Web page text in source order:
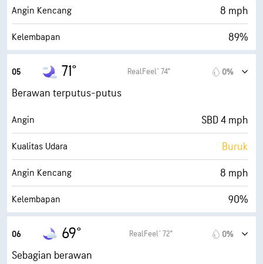
Ketinggian Awan 30000 ft
Angin Kencang 8 mph
Kelembapan 89%
Titik Embun
AccuLumen Brightness Index™
Tutupan Awan 54%
Jarak Pandang 10 mi
Ketinggian Awan 30000 ft
05 71° RealFeel® 74° 0%
Berawan terputus-putus
Angin SBD 4 mph
Kualitas Udara Buruk
Angin Kencang 8 mph
Kelembapan 90%
Titik Embun
AccuLumen Brightness Index™
06 69° RealFeel® 72° 0%
Sebagian berawan